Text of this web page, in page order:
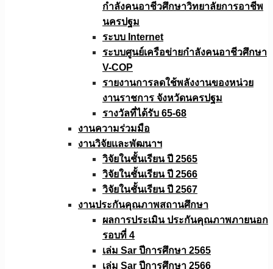
กำลังคนอาชีวศึกษาวิทยาลัยการอาชีพ
นครปฐม
ระบบ Internet
ระบบศูนย์เครือข่ายกำลังคนอาชีวศึกษา
V-COP
รายงานการลดใช้พลังงานของหน่วย
งานราชการ จังหวัดนครปฐม
รางวัลที่ได้รับ 65-68
งานความร่วมมือ
งานวิจัยเเละพัฒนาฯ
วิจัยในชั้นเรียน ปี 2565
วิจัยในชั้นเรียน ปี 2566
วิจัยในชั้นเรียน ปี 2567
งานประกันคุณภาพสถานศึกษา
ผลการประเมิน ประกันคุณภาพภายนอก
รอบที่ 4
เล่ม Sar ปีการศึกษา 2565
เล่ม Sar ปีการศึกษา 2566